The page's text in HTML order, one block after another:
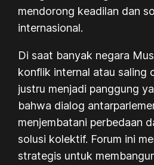
mendorong keadilan dan
internasional.
Di saat banyak negara
konflik internal atau saling
justru menjadi panggung
bahwa dialog
menjembatani perbedaan
solusi kolektif. Forum ini
strategis untuk